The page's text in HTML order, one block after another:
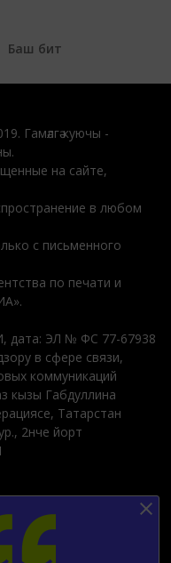
Баш бит
Гамәлгә куючы -
на сайте,
в любом
с письменного
по печати и
дата: ЭЛ № ФС 77-67938
в сфере связи,
коммуникаций
кызы Габдуллина
Татарстан
2нче йорт
для персонализации